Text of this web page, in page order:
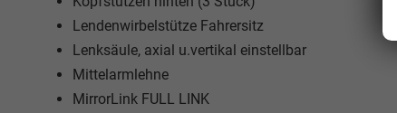
Lendenwirbelstütze Fahrersitz
Lenksäule, axial u.vertikal einstellbar
Mittelarmlehne
MirrorLink FULL LINK